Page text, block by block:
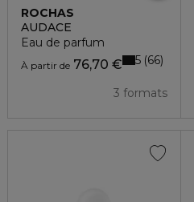
ROCHAS
AUDACE
Eau de parfum
À partir de 76,70 €
3 formats
5 66